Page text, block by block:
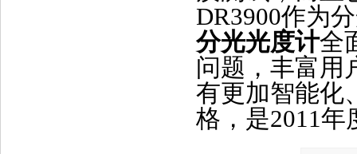
DR3900作为
分光光度计全
问题，丰富用
有更加智能化
格，是2011